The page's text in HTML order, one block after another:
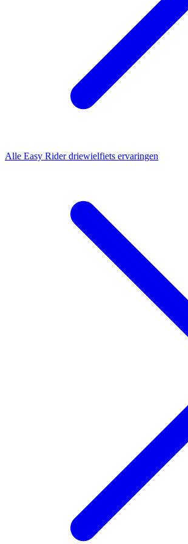
Alle Easy Rider driewielfiets ervaringen